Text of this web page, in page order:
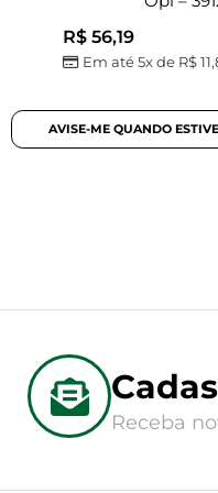
R$56,19
Em até 5x de R$
Receba